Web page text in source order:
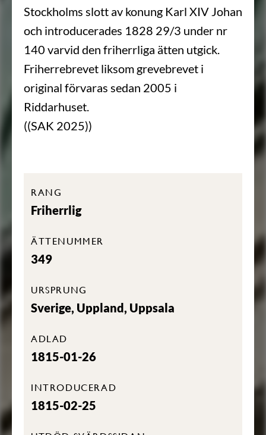
Stockholms slott av konung Karl XIV Johan
och introducerades 1828 29/3 under nr
140 varvid den friherrliga ätten utgick.
Friherrebrevet liksom grevebrevet i
original förvaras sedan 2005 i
Riddarhuset.
((SAK 2025))
RANG
Friherrlig
ÄTTENUMMER
349
URSPRUNG
Sverige, Uppland, Uppsala
ADLAD
1815-01-26
INTRODUCERAD
1815-02-25